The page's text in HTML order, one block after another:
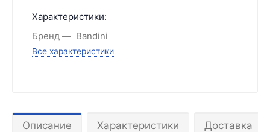
Характеристики:
Бренд
Bandini
Все характеристики
Описание Характеристики Доставка